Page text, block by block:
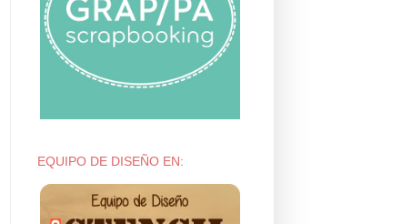
EQUIPO DE DISEÑO EN: